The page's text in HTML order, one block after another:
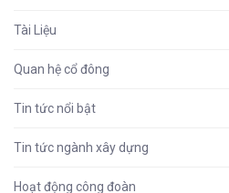
Tài Liệu
Quan hệ cổ đông
Tin tức nổi bật
Tin tức ngành xây dựng
Hoạt động công đoàn